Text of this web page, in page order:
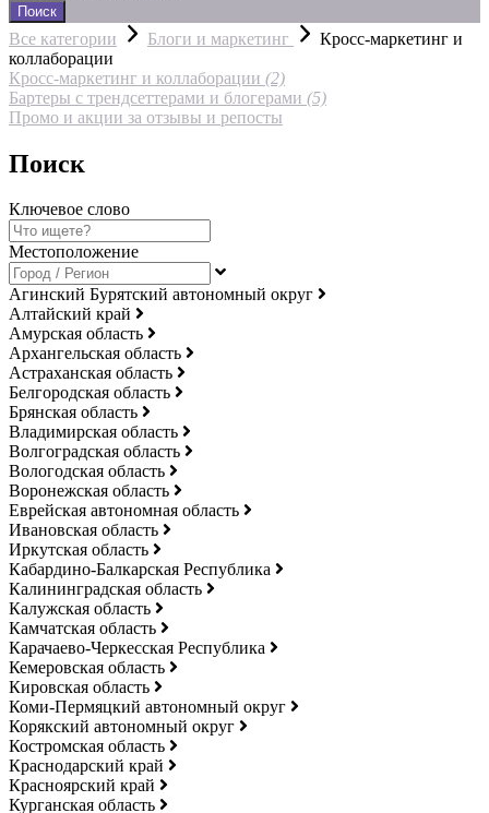
Поиск
Все категории Блоги и маркетинг
Кросс-маркетинг и
коллаборации
Кросс-маркетинг и коллаборации (2)
Бартеры с трендсеттерами и блогерами (5)
Промо и акции за отзывы и репосты
Поиск
Ключевое слово
Местоположение
Агинский Бурятский автономный округ
Алтайский край
Амурская область
Архангельская область
Астраханская область
Белгородская область
Брянская область
Владимирская область
Волгоградская область
Вологодская область
Воронежская область
Еврейская автономная область
Ивановская область
Иркутская область
Кабардино-Балкарская Республика
Калининградская область
Калужская область
Камчатская область
Карачаево-Черкесская Республика
Кемеровская область
Кировская область
Коми-Пермяцкий автономный округ
Корякский автономный округ
Костромская область
Краснодарский край
Красноярский край
Курганская область